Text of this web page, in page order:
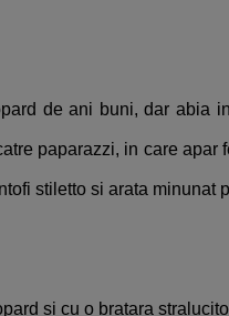
de ani buni, dar abia
paparazzi, in care
stiletto si arata minunat
si cu o bratara